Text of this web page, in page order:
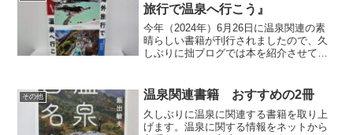
旅行で温泉へ行こう』
今年（2024年）6月26日に温泉関連の素
晴らしい書籍が刊行されましたので、久
しぶりに拙ブログでは本を紹介させてい
イド 世界の名湯50選〜 (ビジュアルガイ
ド)』です。...
その他 温泉関連書籍 おすすめの2冊
久しぶりに温泉に関連する書籍を取り上
げます。温泉に関する情報をネットから